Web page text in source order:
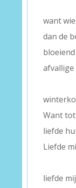
want
dan de
Want
liefde
Liefde
liefde